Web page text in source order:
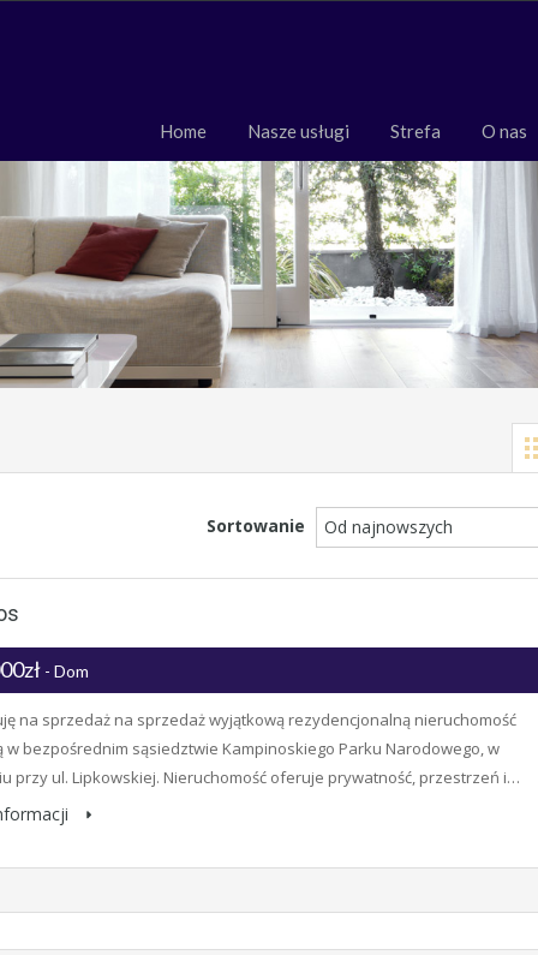
Home Nasze usługi Strefa O nas
Sortowanie Od najnowszych
- Dom
na sprzedaż na sprzedaż wyjątkową rezydencjonalną nieruchomość
w bezpośrednim sąsiedztwie Kampinoskiego Parku Narodowego, w
przy ul. Lipkowskiej. Nieruchomość oferuje prywatność, przestrzeń i…